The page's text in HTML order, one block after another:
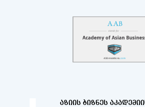
ᲐᲖᲘᲘᲡ ᲑᲘᲖᲜᲔᲡ ᲐᲙᲐᲓᲔᲛᲘᲘᲡ (AAB,